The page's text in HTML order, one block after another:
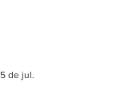
5 de jul.